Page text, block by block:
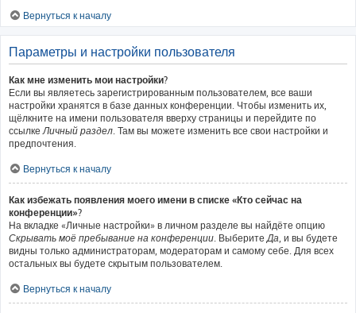
Вернуться к началу
Параметры и настройки пользователя
Как мне изменить мои настройки?
Если вы являетесь зарегистрированным пользователем, все ваши
настройки хранятся в базе данных конференции. Чтобы изменить их,
щёлкните на имени пользователя вверху страницы и перейдите по
ссылкеЛичный раздел. Там вы можете изменить все свои настройки и
предпочтения.
Вернуться к началу
Как избежать появления моего имени в списке «Кто сейчас на
конференции»?
На вкладке «Личные настройки» в личном разделе вы найдёте опцию
Скрывать моё пребывание на конференции. ВыберитеДа, и вы будете
видны только администраторам, модераторам и самому себе. Для всех
остальных вы будете скрытым пользователем.
Вернуться к началу